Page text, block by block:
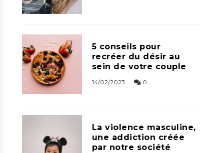
5 conseils pour
recréer du désir au
sein de votre couple
14/02/2023 0
La violence masculine,
une addiction créée
par notre société